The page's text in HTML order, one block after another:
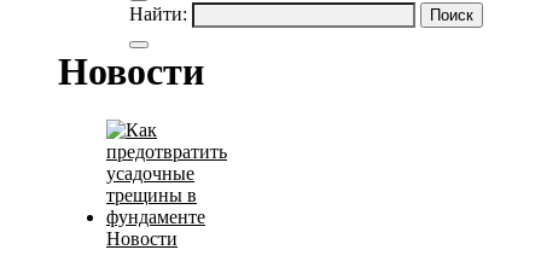
Найти:
Новости
Новости